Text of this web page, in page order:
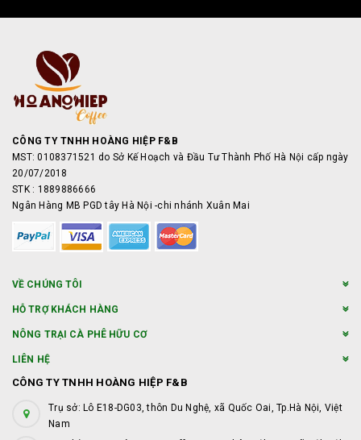
CÔNG TY TNHH HOÀNG HIỆP F&B
MST: 0108371521 do Sở Kế Hoạch và Đầu Tư Thành Phố Hà Nội cấp ngày
20/07/2018
STK : 1889886666
Ngân Hàng MB PGD tây Hà Nội -chi nhánh Xuân Mai
VỀ CHÚNG TÔI
HỖ TRỢ KHÁCH HÀNG
NÔNG TRẠI CÀ PHÊ HỮU CƠ
LIÊN HỆ
CÔNG TY TNHH HOÀNG HIỆP F&B
Trụ sở: Lô E18-DG03, thôn Du Nghệ, xã Quốc Oai, Tp.Hà Nội, Việt
Nam